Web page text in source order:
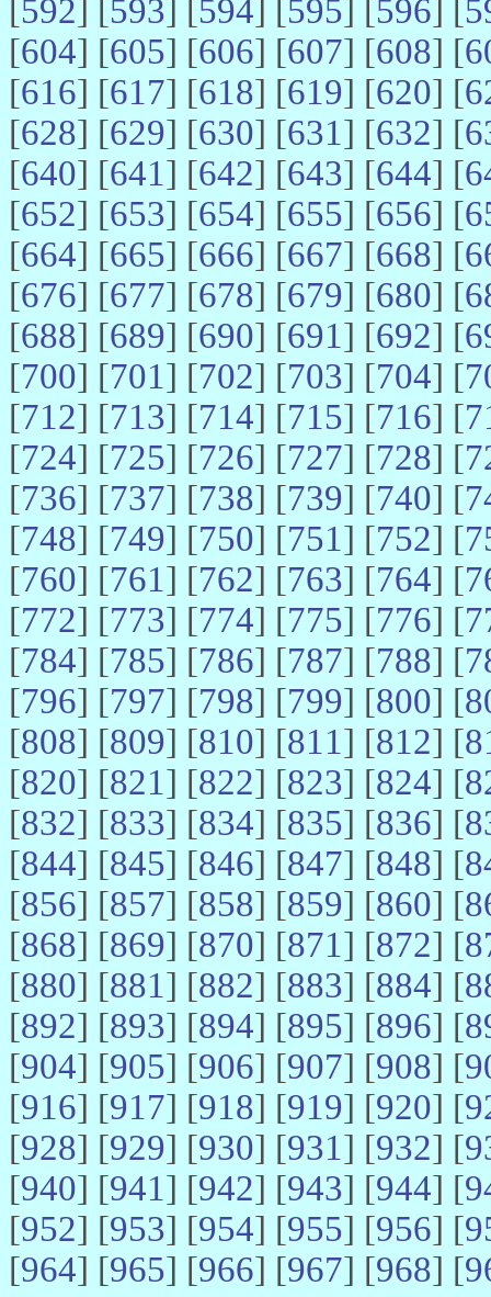
[592] [593] [594] [595] [596] [
[604] [605] [606] [607] [608] [
[616] [617] [618] [619] [620] [
[628] [629] [630] [631] [632] [
[640] [641] [642] [643] [644] [
[652] [653] [654] [655] [656] [
[664] [665] [666] [667] [668] [
[676] [677] [678] [679] [680] [
[688] [689] [690] [691] [692] [
[700] [701] [702] [703] [704] [
[712] [713] [714] [715] [716] [
[724] [725] [726] [727] [728] [
[736] [737] [738] [739] [740] [
[748] [749] [750] [751] [752] [
[760] [761] [762] [763] [764] [
[772] [773] [774] [775] [776] [
[784] [785] [786] [787] [788] [
[796] [797] [798] [799] [800] [
[808] [809] [810] [811] [812] [
[820] [821] [822] [823] [824] [
[832] [833] [834] [835] [836] [
[844] [845] [846] [847] [848] [
[856] [857] [858] [859] [860] [
[868] [869] [870] [871] [872] [
[880] [881] [882] [883] [884] [
[892] [893] [894] [895] [896] [
[904] [905] [906] [907] [908] [
[916] [917] [918] [919] [920] [
[928] [929] [930] [931] [932] [
[940] [941] [942] [943] [944] [
[952] [953] [954] [955] [956] [
[964] [965] [966] [967] [968] [